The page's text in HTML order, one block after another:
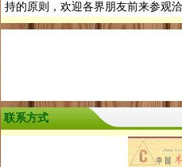
持的原则，欢迎各界朋友前来参观
联系方式